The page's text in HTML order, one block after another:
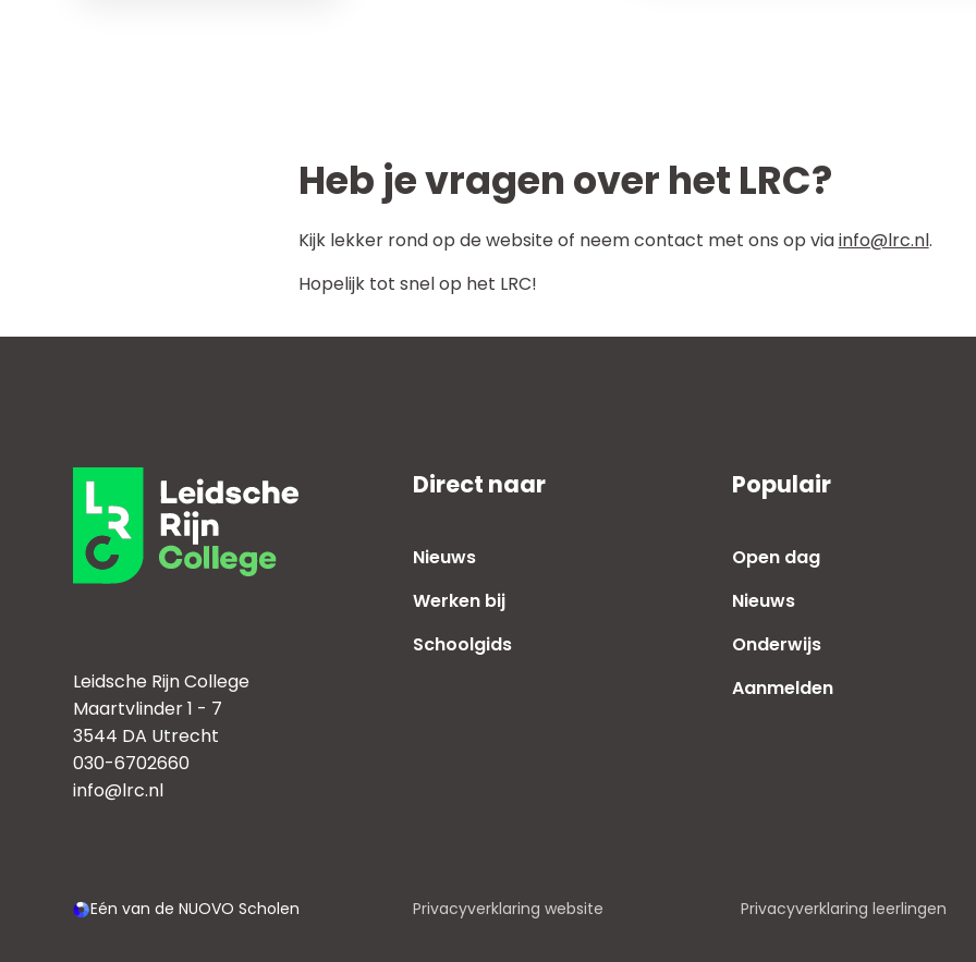
Heb je vragen over het LRC?
Kijk lekker rond op de website of neem contact met ons op viainfo@lrc.nl.
Hopelijk tot snel op het LRC!
Leidsche Rijn College
Maartvlinder 1 - 7
3544 DA Utrecht
030-6702660
info@lrc.nl
Direct naar
Nieuws
Werken bij
Schoolgids
Populair
Open dag
Nieuws
Onderwijs
Aanmelden
Eén van de NUOVO Scholen Privacyverklaring website Privacyverklaring leerlingen